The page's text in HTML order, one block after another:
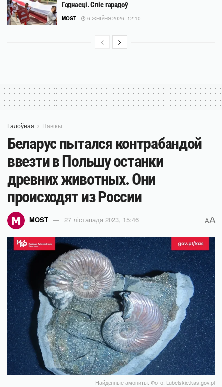
Годнасці. Спіс гарадоў
MOST 6 ЖНІЎНЯ 2026, 12:10
Галоўная Навіны
Беларус пытался контрабандой
ввезти в Польшу останки
древних животных. Они
происходят из России
MOST 27 лістапада 2023, 15:46 AA
Найденные амониты. Фото: Lubelskie.kas.gov.pl